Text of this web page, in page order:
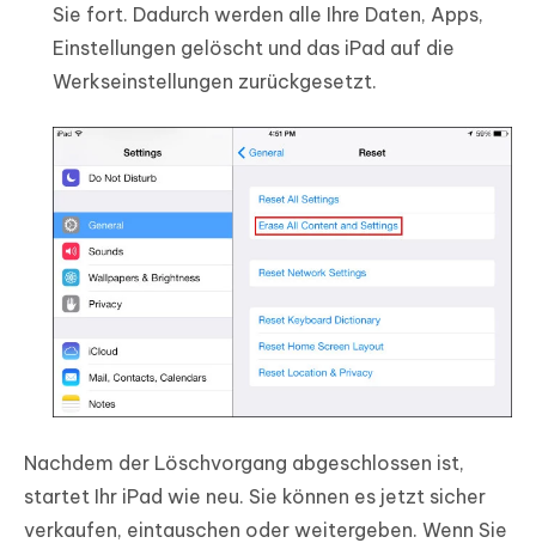
Sie fort. Dadurch werden alle Ihre Daten, Apps,
Einstellungen gelöscht und das iPad auf die
Werkseinstellungen zurückgesetzt.
Nachdem der Löschvorgang abgeschlossen ist,
startet Ihr iPad wie neu. Sie können es jetzt sicher
verkaufen, eintauschen oder weitergeben. Wenn Sie